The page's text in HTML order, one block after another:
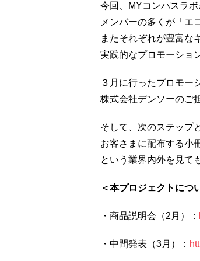
今回、MYコンパスラ
メンバーの多くが「エ
またそれぞれが豊富な
実践的なプロモーショ
３月に行ったプロモー
株式会社デンソーのご
そして、次のステップ
お客さまに配布する小
という業界内外を見て
＜本プロジェクトにつ
・商品説明会（2月）：
・中間発表（3月）：